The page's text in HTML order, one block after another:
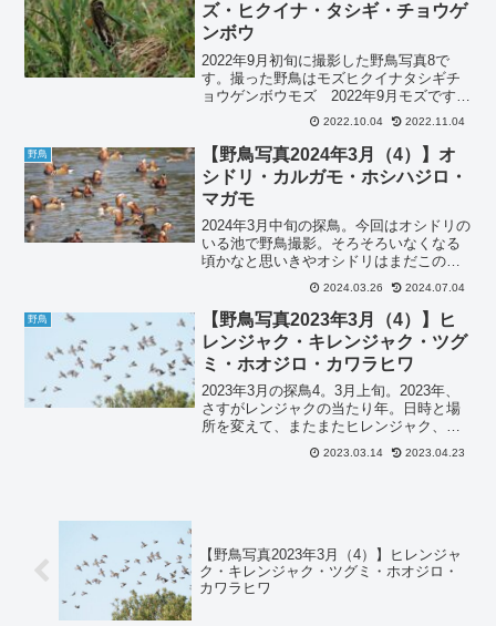
ズ・ヒクイナ・タシギ・チョウゲ
ンボウ
2022年9月初旬に撮影した野鳥写真8で
す。撮った野鳥はモズヒクイナタシギチ
ョウゲンボウモズ 2022年9月モズです。
モズもよく見かけるようになりました。
ヒクイナ 2022年9月ヒクイナです。遠く
に道路を横切っている鳥がいたのでレン
ズを向け...
2022.10.04 2022.11.04
野鳥
【野鳥写真2024年3月（4）】オ
シドリ・カルガモ・ホシハジロ・
マガモ
2024年3月中旬の探鳥。今回はオシドリの
いる池で野鳥撮影。そろそろいなくなる
頃かなと思いきやオシドリはまだこの池
におり、前より多くなっている感じ。撮
れたのは、オシドリの他、カルガモ、ホ
シハジロ、マガモ。オシドリ 2024年3月
中旬オシドリ...
2024.03.26 2024.07.04
野鳥
【野鳥写真2023年3月（4）】ヒ
レンジャク・キレンジャク・ツグ
ミ・ホオジロ・カワラヒワ
2023年3月の探鳥4。3月上旬。2023年、
さすがレンジャクの当たり年。日時と場
所を変えて、またまたヒレンジャク、キ
レンジャクを撮ることができました！レ
ンジャクの大集団でした！あまりのレン
2023.03.14 2023.04.23
【野鳥写真2023年3月（4）】ヒレンジャ
ク・キレンジャク・ツグミ・ホオジロ・
カワラヒワ